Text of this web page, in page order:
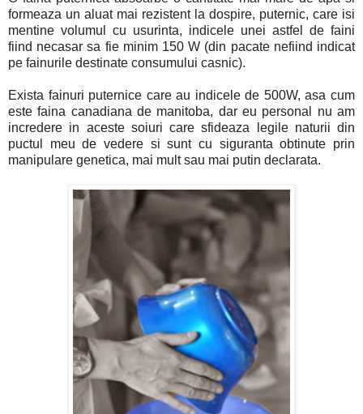
formeaza un aluat mai rezistent la dospire, puternic, care isi
mentine volumul cu usurinta, indicele unei astfel de faini
fiind necasar sa fie minim 150 W (din pacate nefiind indicat
pe fainurile destinate consumului casnic).
Exista fainuri puternice care au indicele de 500W, asa cum
este faina canadiana de manitoba, dar eu personal nu am
incredere in aceste soiuri care sfideaza legile naturii din
puctul meu de vedere si sunt cu siguranta obtinute prin
manipulare genetica, mai mult sau mai putin declarata.